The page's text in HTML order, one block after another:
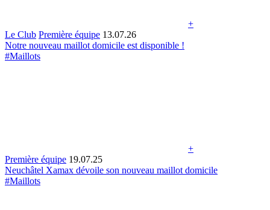
+
Le Club Première équipe 13.07.26
Notre nouveau maillot domicile est disponible !
#Maillots
+
Première équipe 19.07.25
Neuchâtel Xamax dévoile son nouveau maillot domicile
#Maillots